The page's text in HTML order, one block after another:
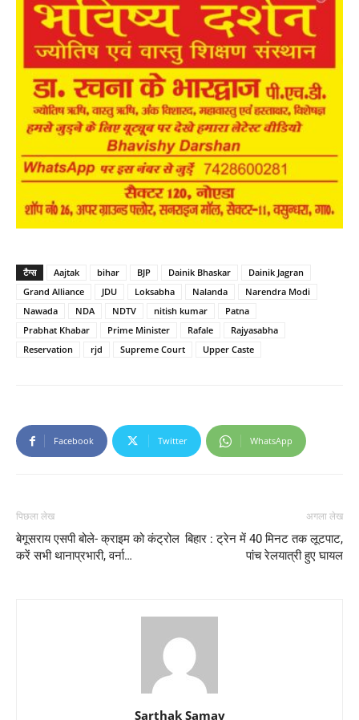
टैग्स Aajtak bihar BJP Dainik Bhaskar
Dainik Jagran
Grand Alliance
JDU Loksabha Nalanda
Narendra Modi
Nawada
NDA NDTV nitish kumar
Patna
Prabhat Khabar
Prime Minister Rafale
Rajyasabha
Reservation
rjd Supreme Court Upper Caste
Facebook Twitter WhatsApp
पिछला लेख
बेगूसराय एसपी बोले- क्राइम को कंट्रोल
करें सभी थानाप्रभारी, वर्ना…
अगला लेख
बिहार : ट्रेन में 40 मिनट तक लूटपाट,
पांच रेलयात्री हुए घायल
Sarthak Samay